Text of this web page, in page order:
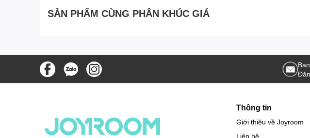
SẢN PHẨM CÙNG PHÂN KHÚC GIÁ
Thông tin
Giới thiệu về Joyroom
Liên hệ